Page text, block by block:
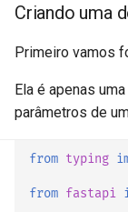
Sobreposições
Testes
Configurações e
Ambiente
Callbacks na
Criando uma
Primeiro vamos
Ela é apenas
parâmetros de
from typing
from fastapi